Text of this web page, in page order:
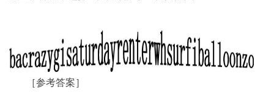
［参考答案］